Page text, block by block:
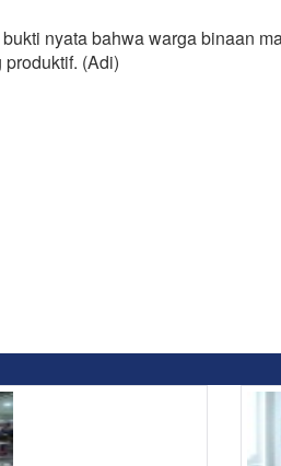
nyata bahwa warga binaan
(Adi)